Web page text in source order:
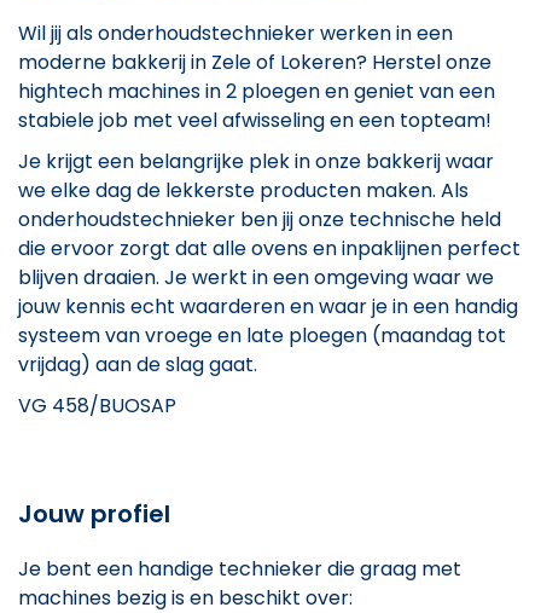
Wil jij als onderhoudstechnieker werken in een
moderne bakkerij in Zele of Lokeren? Herstel onze
hightech machines in 2 ploegen en geniet van een
stabiele job met veel afwisseling en een topteam!
Je krijgt een belangrijke plek in onze bakkerij waar
we elke dag de lekkerste producten maken. Als
onderhoudstechnieker ben jij onze technische held
die ervoor zorgt dat alle ovens en inpaklijnen perfect
blijven draaien. Je werkt in een omgeving waar we
jouw kennis echt waarderen en waar je in een handig
systeem van vroege en late ploegen (maandag tot
vrijdag) aan de slag gaat.
VG 458/BUOSAP
Jouw profiel
Je bent een handige technieker die graag met
machines bezig is en beschikt over: